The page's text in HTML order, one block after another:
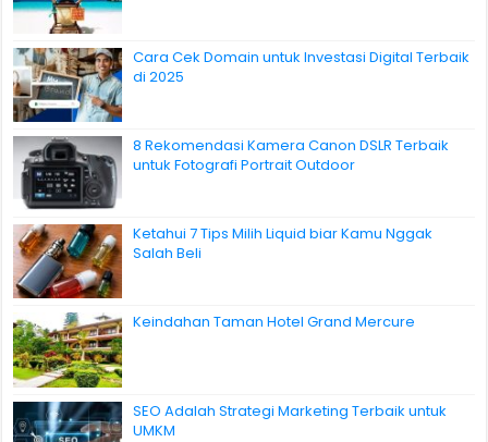
Cara Cek Domain untuk Investasi Digital Terbaik
di 2025
8 Rekomendasi Kamera Canon DSLR Terbaik
untuk Fotografi Portrait Outdoor
Ketahui 7 Tips Milih Liquid biar Kamu Nggak
Salah Beli
Keindahan Taman Hotel Grand Mercure
SEO Adalah Strategi Marketing Terbaik untuk
UMKM